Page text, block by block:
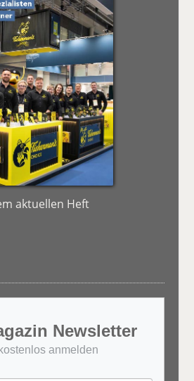
aktuellen Heft
Newsletter
anmelden